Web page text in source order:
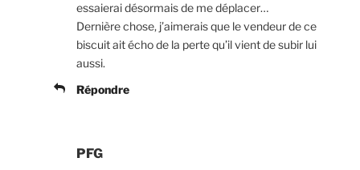
essaierai désormais de me déplacer…
Dernière chose, j’aimerais que le vendeur de ce
biscuit ait écho de la perte qu’il vient de subir lui
aussi.
Répondre
PFG